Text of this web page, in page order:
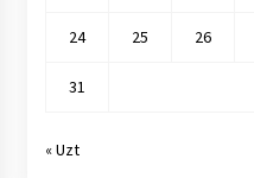
24 25 26
31
« Uzt